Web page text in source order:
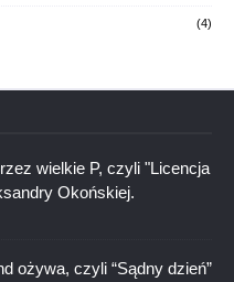
(4)
wielkie P, czyli "Licencja
Okońskiej.
ożywa, czyli “Sądny dzień”